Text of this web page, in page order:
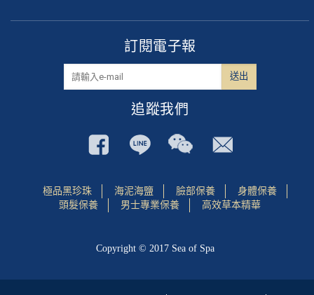
訂閱電子報
追蹤我們
極品黑珍珠 海泥海鹽 臉部保養
身體保養
頭髮保養
男士專業保養 高效草本精華
Copyright © 2017 Sea of Spa